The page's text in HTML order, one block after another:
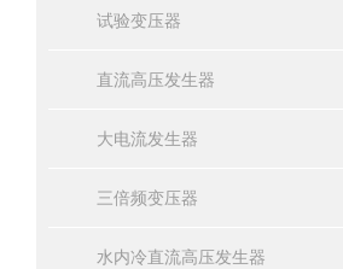
试验变压器
直流高压发生器
大电流发生器
三倍频变压器
水内冷直流高压发生器